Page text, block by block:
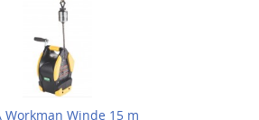
Workman Winde 15 m